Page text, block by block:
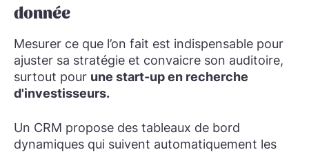
donnée
Mesurer ce que l’on fait est indispensable pour
ajuster sa stratégie et convaicre son auditoire,
surtout pour une start-up en recherche
d'investisseurs.
Un CRM propose des tableaux de bord
dynamiques qui suivent automatiquement les